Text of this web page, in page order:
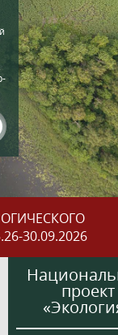
30.09.2026
проект